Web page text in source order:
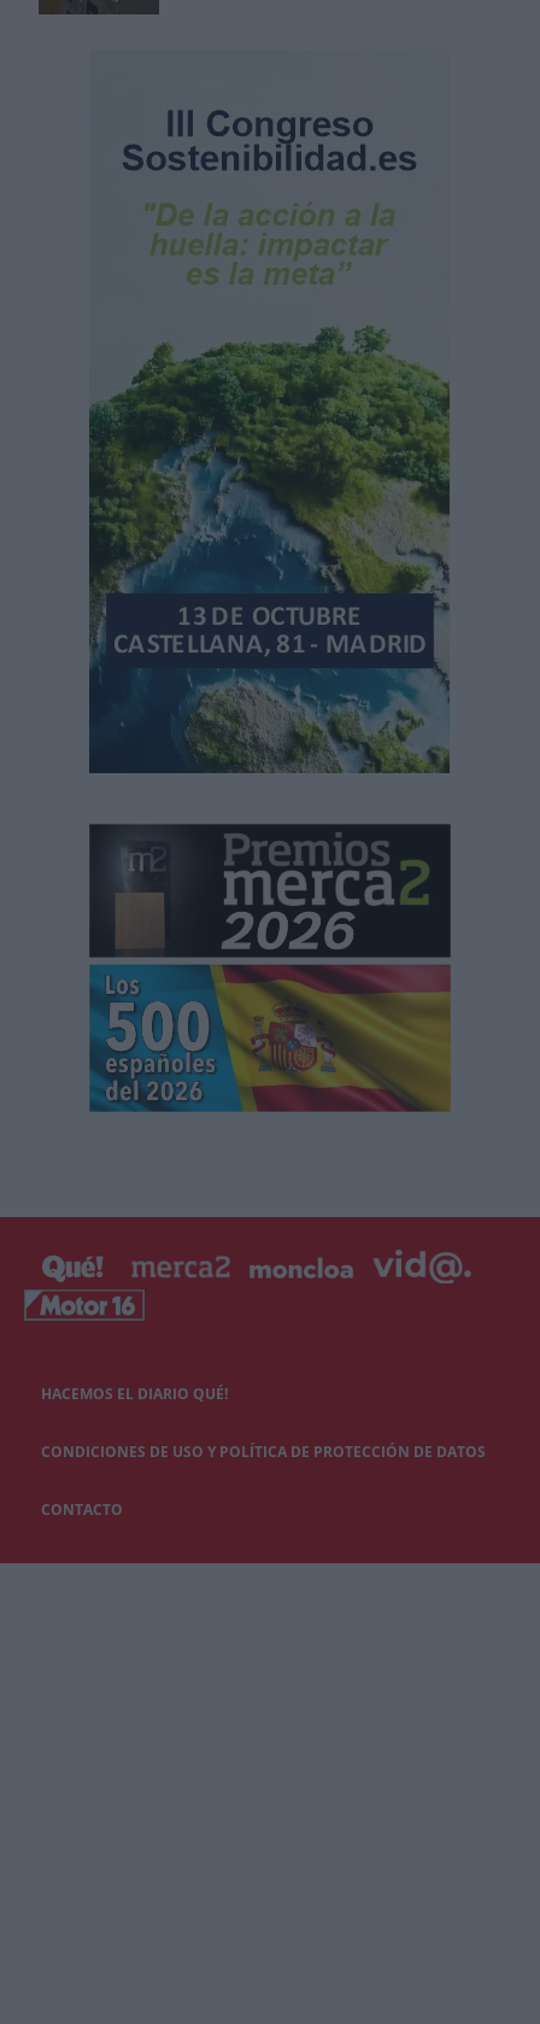
HACEMOS EL DIARIO QUÉ!
CONDICIONES DE USO Y POLÍTICA DE PROTECCIÓN DE DATOS
CONTACTO